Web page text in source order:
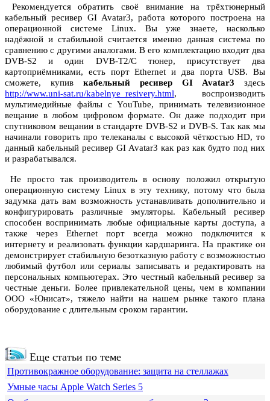
Рекомендуется обратить своё внимание на трёхтюнерный
кабельный ресивер GI Avatar3, работа которого построена на
операционной системе Linux. Вы уже знаете, насколько
надёжной и стабильной считается именно данная система по
сравнению с другими аналогами. В его комплектацию входит два
DVB-S2 и один DVB-T2/C тюнер, присутствует два
картоприёмниками, есть порт Ethernet и два порта USB. Вы
сможете, купив кабельный ресивер GI Avatar3 здесь
http://www.uni-sat.ru/kabelnye_resivery.html, воспроизводить
мультимедийные файлы с YouTube, принимать телевизионное
вещание в любом цифровом формате. Он даже подходит при
спутниковом вещании в стандарте DVB-S2 и DVB-S. Так как мы
начинали говорить про телеканалы с высокой чёткостью HD, то
данный кабельный ресивер GI Avatar3 как раз как будто под них
и разрабатывался.
Не просто так производитель в основу положил открытую
операционную систему Linux в эту технику, потому что была
задумка дать вам возможность устанавливать дополнительно и
конфигурировать различные эмуляторы. Кабельный ресивер
способен воспринимать любые официальные карты доступа, а
также через Ethernet порт всегда можно подключится к
интернету и реализовать функции кардшаринга. На практике он
демонстрирует стабильную безотказную работу с возможностью
любимый футбол или сериалы записывать и редактировать на
персональных компьютерах. Это честный кабельный ресивер за
честные деньги. Более привлекательной цены, чем в компании
ООО «Юнисат», тяжело найти на нашем рынке такого плана
оборудование с длительным сроком гарантии.
Еще статьи по теме
Противокражное оборудование: защита на стеллажах
Умные часы Apple Watch Series 5